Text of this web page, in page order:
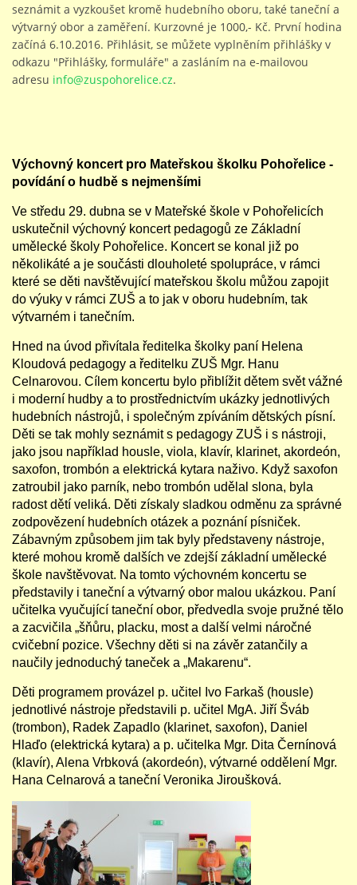
seznámit a vyzkoušet kromě hudebního oboru, také taneční a
výtvarný obor a zaměření. Kurzovné je 1000,- Kč. První hodina
začíná 6.10.2016. Přihlásit, se můžete vyplněním přihlášky v
odkazu "Přihlášky, formuláře" a zasláním na e-mailovou
adresu info@zuspohorelice.cz.
Výchovný koncert pro Mateřskou školku Pohořelice -
povídání o hudbě s nejmenšími
Ve středu 29. dubna se v Mateřské škole v Pohořelicích
uskutečnil výchovný koncert pedagogů ze Základní
umělecké školy Pohořelice. Koncert se konal již po
několikáté a je součásti dlouholeté spolupráce, v rámci
které se děti navštěvující mateřskou školu můžou zapojit
do výuky v rámci ZUŠ a to jak v oboru hudebním, tak
výtvarném i tanečním.
Hned na úvod přivítala ředitelka školky paní Helena
Kloudová pedagogy a ředitelku ZUŠ Mgr. Hanu
Celnarovou. Cílem koncertu bylo přiblížit dětem svět vážné
i moderní hudby a to prostřednictvím ukázky jednotlivých
hudebních nástrojů, i společným zpíváním dětských písní.
Děti se tak mohly seznámit s pedagogy ZUŠ i s nástroji,
jako jsou například housle, viola, klavír, klarinet, akordeón,
saxofon, trombón a elektrická kytara naživo. Když saxofon
zatroubil jako parník, nebo trombón udělal slona, byla
radost dětí veliká. Děti získaly sladkou odměnu za správné
zodpovězení hudebních otázek a poznání písniček.
Zábavným způsobem jim tak byly představeny nástroje,
které mohou kromě dalších ve zdejší základní umělecké
škole navštěvovat. Na tomto výchovném koncertu se
představily i taneční a výtvarný obor malou ukázkou. Paní
učitelka vyučující taneční obor, předvedla svoje pružné tělo
a zacvičila „šňůru, placku, most a další velmi náročné
cvičební pozice. Všechny děti si na závěr zatančily a
naučily jednoduchý taneček a „Makarenu“.
Děti programem provázel p. učitel Ivo Farkaš (housle)
jednotlivé nástroje představili p. učitel MgA. Jiří Šváb
(trombon), Radek Zapadlo (klarinet, saxofon), Daniel
Hlaďo (elektrická kytara) a p. učitelka Mgr. Dita Černínová
(klavír), Alena Vrbková (akordeón), výtvarné oddělení Mgr.
Hana Celnarová a taneční Veronika Jiroušková.